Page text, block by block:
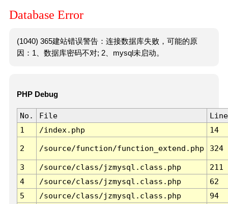
Database Error
(1040) 365建站错误警告：连接数据库失败，可能的原
因：1、数据库密码不对; 2、mysql未启动。
PHP Debug
No. File
Line
1
/index.php 14
2 /source/function/function_extend.php 324
3 /source/class/jzmysql.class.php
211
4
/source/class/jzmysql.class.php
62
5
/source/class/jzmysql.class.php
94